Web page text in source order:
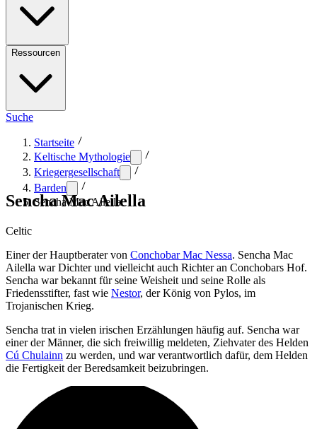
Ressourcen
Suche
Startseite
Keltische Mythologie
Kriegergesellschaft
Barden
Sencha Mac Ailella
Sencha Mac Ailella
Celtic
Einer der Hauptberater von Conchobar Mac Nessa. Sencha Mac
Ailella war Dichter und vielleicht auch Richter an Conchobars Hof.
Sencha war bekannt für seine Weisheit und seine Rolle als
Friedensstifter, fast wie Nestor, der König von Pylos, im
Trojanischen Krieg.
Sencha trat in vielen irischen Erzählungen häufig auf. Sencha war
einer der Männer, die sich freiwillig meldeten, Ziehvater des Helden
Cú Chulainn zu werden, und war verantwortlich dafür, dem Helden
die Fertigkeit der Beredsamkeit beizubringen.